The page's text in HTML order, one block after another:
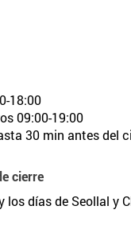
18:00
09:00-19:00
30 min antes del
cierre
los días de Seollal y